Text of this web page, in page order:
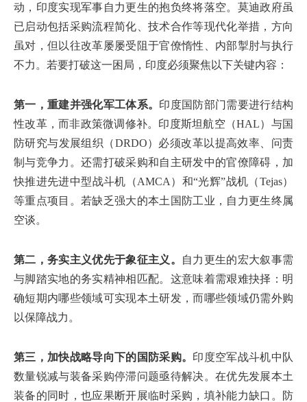
动，印度实现军事自力更生的抱负终将落空。莫迪政府虽
已启动包括采购流程简化、技术合作等现代化举措，方向
虽对，但以往改革屡屡受阻于官僚惰性、内部掣肘与执行
不力。若要打破这一困局，印度必须聚焦以下关键内容：
第一，重建并强化军工体系。 印度国防部门需要进行结构
性改革，而非政策微调修补。印度斯坦航空（HAL）与国
防研究与发展组织（DRDO）必须改革以提高效率、问责
制与竞争力。还需打破采购和自主研发中的官僚障碍，加
快推进先进中型战斗机（AMCA）和“光辉”战机（Tejas）
等重点项目。若缺乏强大的本土国防工业，自力更生终属
空谈。
第二，务实主义优先于象征主义。
自力更生的宏大叙事需
与脚踏实地的务实精神相匹配。这意味着需艰难抉择：明
确短期内哪些领域可实现本土研发，而哪些领域仍需外购
以保障战力。
第三，加快战略导向下的国防采购。 印度空军战斗机中队
数量锐减与装备采购停滞问题亟待解决。在优先发展本土
装备的同时，也应果断开展临时采购，填补能力缺口。防